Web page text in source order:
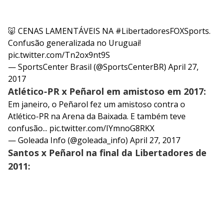
🐷 CENAS LAMENTÁVEIS NA #LibertadoresFOXSports.
Confusão generalizada no Uruguai!
pic.twitter.com/Tn2ox9nt9S
— SportsCenter Brasil (@SportsCenterBR) April 27,
2017
Atlético-PR x Peñarol em amistoso em 2017:
Em janeiro, o Peñarol fez um amistoso contra o
Atlético-PR na Arena da Baixada. E também teve
confusão... pic.twitter.com/IYmnoG8RKX
— Goleada Info (@goleada_info) April 27, 2017
Santos x Peñarol na final da Libertadores de
2011: